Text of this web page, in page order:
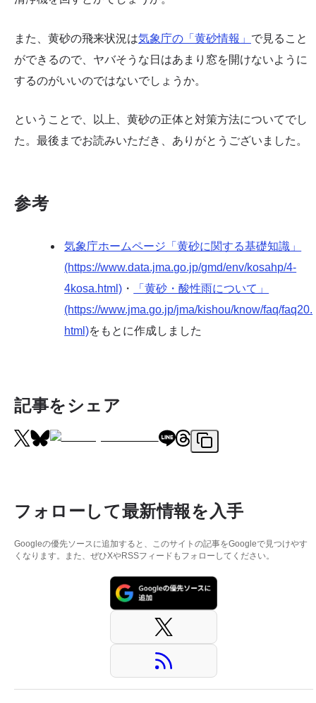
また、黄砂の飛来状況は気象庁の「黄砂情報」 で見ること
ができるので、ヤバそうな日はあまり窓を開けないように
するのがいいのではないでしょうか。
ということで、以上、黄砂の正体と対策方法についてでし
た。最後までお読みいただき、ありがとうございました。
参考
気象庁ホームページ「黄砂に関する基礎知識」
(https://www.data.jma.go.jp/gmd/env/kosahp/4-
4kosa.html) ・
「黄砂・酸性雨について」
(https://www.jma.go.jp/jma/kishou/know/faq/faq20.
html)をもとに作成しました
記事をシェア
フォローして最新情報を入手
Googleの優先ソースに追加すると、このサイトの記事をGoogleで見つけやす
くなります。また、ぜひXやRSSフィードもフォローしてください。